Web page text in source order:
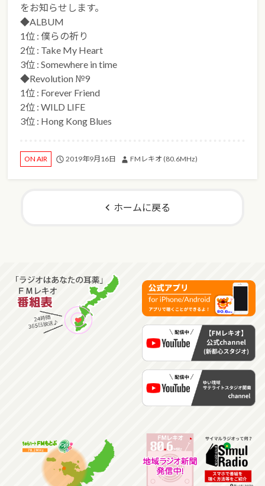
をお知らせします。
◆ALBUM
1位 : 僕らの祈り
2位 : Take My Heart
3位 : Somewhere in time
◆Revolution №9
1位 : Forever Friend
2位 : WILD LIFE
3位 : Hong Kong Blues
ON AIR 2019年9月16日 FMレキオ (80.6MHz)
ホームに戻る